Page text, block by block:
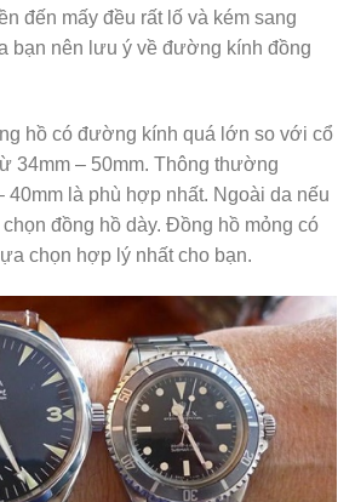
đến mấy đều rất lố và kém sang
bạn nên lưu ý về đường kính đồng
hồ có đường kính quá lớn so với cổ
34mm – 50mm. Thông thường
là phù hợp nhất. Ngoài da nếu
đồng hồ dày. Đồng hồ mỏng có
chọn hợp lý nhất cho bạn.